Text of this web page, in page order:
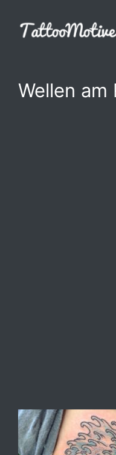
Inhalt
springen
Wellen am